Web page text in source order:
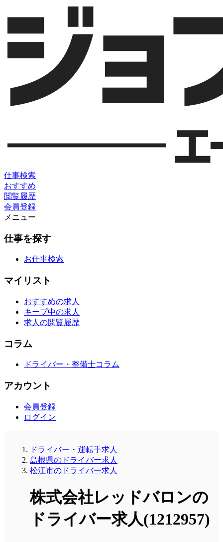
仕事検索
おすすめ
閲覧履歴
会員登録
メニュー
仕事を探す
お仕事検索
マイリスト
おすすめの求人
キープ中の求人
求人の閲覧履歴
コラム
ドライバー・整備士コラム
アカウント
会員登録
ログイン
ドライバー・運転手求人
島根県のドライバー求人
松江市のドライバー求人
株式会社レッドバロンの
ドライバー求人(1212957)